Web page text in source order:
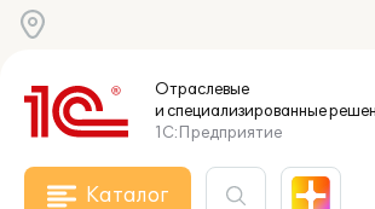
Отраслевые
и специализированные
1С:Предприятие
Каталог